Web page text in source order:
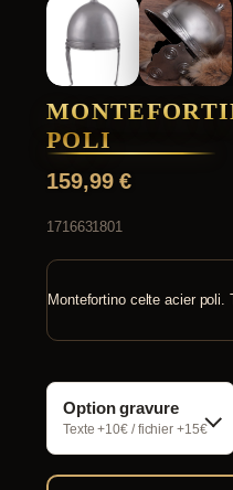
POLI
159,99€
1716631801
Montefortino celte acier
Option gravure
Texte +10€ / fichier +15€